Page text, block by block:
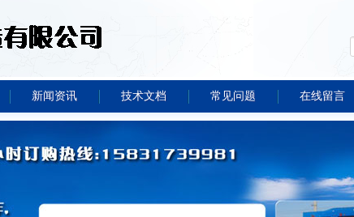
新闻资讯 技术文档 常见问题 在线留言